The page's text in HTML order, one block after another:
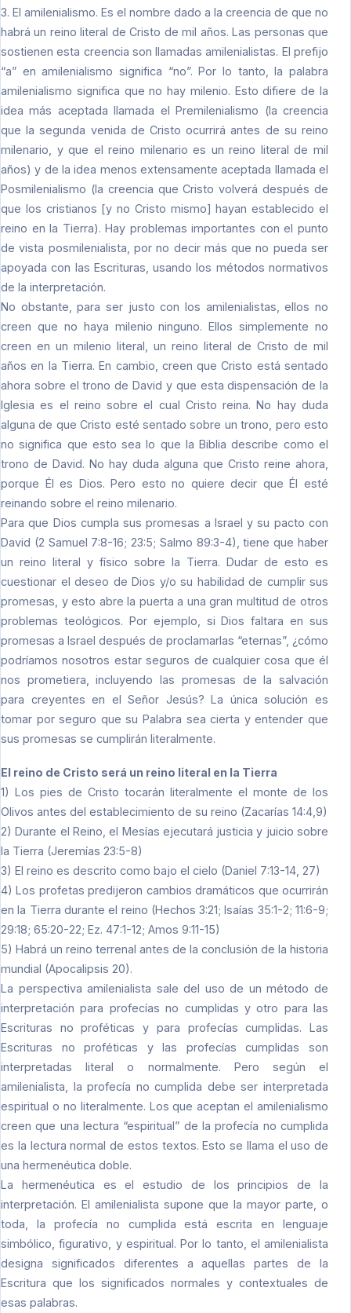
3. El amilenialismo. Es el nombre dado a la creencia de que no
habrá un reino literal de Cristo de mil años. Las personas que
sostienen esta creencia son llamadas amilenialistas. El prefijo
“a” en amilenialismo significa “no”. Por lo tanto, la palabra
amilenialismo significa que no hay milenio. Esto difiere de la
idea más aceptada llamada el Premilenialismo (la creencia
que la segunda venida de Cristo ocurrirá antes de su reino
milenario, y que el reino milenario es un reino literal de mil
años) y de la idea menos extensamente aceptada llamada el
Posmilenialismo (la creencia que Cristo volverá después de
que los cristianos [y no Cristo mismo] hayan establecido el
reino en la Tierra). Hay problemas importantes con el punto
de vista posmilenialista, por no decir más que no pueda ser
apoyada con las Escrituras, usando los métodos normativos
de la interpretación.
No obstante, para ser justo con los amilenialistas, ellos no
creen que no haya milenio ninguno. Ellos simplemente no
creen en un milenio literal, un reino literal de Cristo de mil
años en la Tierra. En cambio, creen que Cristo está sentado
ahora sobre el trono de David y que esta dispensación de la
Iglesia es el reino sobre el cual Cristo reina. No hay duda
alguna de que Cristo esté sentado sobre un trono, pero esto
no significa que esto sea lo que la Biblia describe como el
trono de David. No hay duda alguna que Cristo reine ahora,
porque Él es Dios. Pero esto no quiere decir que Él esté
reinando sobre el reino milenario.
Para que Dios cumpla sus promesas a Israel y su pacto con
David (2 Samuel 7:8-16; 23:5; Salmo 89:3-4), tiene que haber
un reino literal y físico sobre la Tierra. Dudar de esto es
cuestionar el deseo de Dios y/o su habilidad de cumplir sus
promesas, y esto abre la puerta a una gran multitud de otros
problemas teológicos. Por ejemplo, si Dios faltara en sus
promesas a Israel después de proclamarlas “eternas”, ¿cómo
podríamos nosotros estar seguros de cualquier cosa que él
nos prometiera, incluyendo las promesas de la salvación
para creyentes en el Señor Jesús? La única solución es
tomar por seguro que su Palabra sea cierta y entender que
sus promesas se cumplirán literalmente.
El reino de Cristo será un reino literal en la Tierra
1) Los pies de Cristo tocarán literalmente el monte de los
Olivos antes del establecimiento de su reino (Zacarías 14:4,9)
2) Durante el Reino, el Mesías ejecutará justicia y juicio sobre
la Tierra (Jeremías 23:5-8)
3) El reino es descrito como bajo el cielo (Daniel 7:13-14, 27)
4) Los profetas predijeron cambios dramáticos que ocurrirán
en la Tierra durante el reino (Hechos 3:21; Isaías 35:1-2; 11:6-9;
29:18; 65:20-22; Ez. 47:1-12; Amos 9:11-15)
5) Habrá un reino terrenal antes de la conclusión de la historia
mundial (Apocalipsis 20).
La perspectiva amilenialista sale del uso de un método de
interpretación para profecías no cumplidas y otro para las
Escrituras no proféticas y para profecías cumplidas. Las
Escrituras no proféticas y las profecías cumplidas son
interpretadas literal o normalmente. Pero según el
amilenialista, la profecía no cumplida debe ser interpretada
espiritual o no literalmente. Los que aceptan el amilenialismo
creen que una lectura “espiritual” de la profecía no cumplida
es la lectura normal de estos textos. Esto se llama el uso de
una hermenéutica doble.
La hermenéutica es el estudio de los principios de la
interpretación. El amilenialista supone que la mayor parte, o
toda, la profecía no cumplida está escrita en lenguaje
simbólico, figurativo, y espiritual. Por lo tanto, el amilenialista
designa significados diferentes a aquellas partes de la
Escritura que los significados normales y contextuales de
esas palabras.